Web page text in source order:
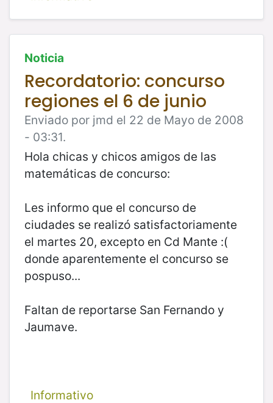
Noticia
Recordatorio: concurso
regiones el 6 de junio
Enviado por jmd el 22 de Mayo de 2008
- 03:31.
Hola chicas y chicos amigos de las
matemáticas de concurso:
Les informo que el concurso de
ciudades se realizó satisfactoriamente
el martes 20, excepto en Cd Mante :(
donde aparentemente el concurso se
pospuso...
Faltan de reportarse San Fernando y
Jaumave.
Informativo